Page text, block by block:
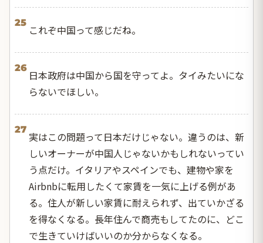
25
これぞ中国って感じだね。
26
日本政府は中国から国を守ってよ。タイみたいにな
らないでほしい。
27
実はこの問題って日本だけじゃない。違うのは、新
しいオーナーが中国人じゃないかもしれないってい
う点だけ。イタリアやスペインでも、建物や家を
Airbnbに転用したくて家賃を一気に上げる例があ
る。住人が新しい家賃に耐えられず、出ていかざる
を得なくなる。長年住んで商売もしてたのに、どこ
で生きていけばいいのか分からなくなる。